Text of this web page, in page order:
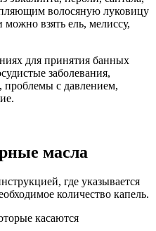
волосяную луковицу
взять ель, мелиссу,
для принятия банных
заболевания,
проблемы с давлением,
масла
где указывается
количество капель.
касаются